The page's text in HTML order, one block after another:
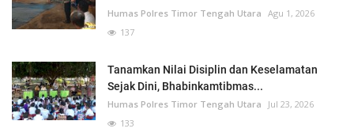
Humas Polres Timor Tengah Utara Agu 1, 2026
137
Tanamkan Nilai Disiplin dan Keselamatan
Sejak Dini, Bhabinkamtibmas...
Humas Polres Timor Tengah Utara
Jul 23, 2026
133